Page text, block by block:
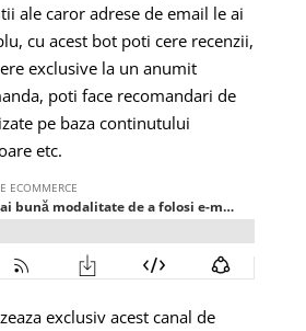
ale caror adrese de email le ai
cu acest bot poti cere recenzii,
exclusive la un anumit
poti face recomandari de
pe baza continutului
etc.
exclusiv acest canal de